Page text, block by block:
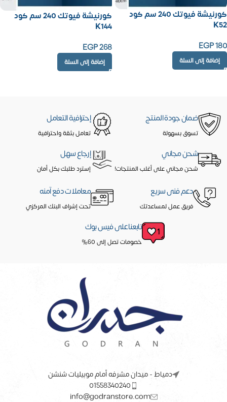
كورنيشة فيوتك 240 سم كود
K52
EGP180
إضافة إلى السلة
كورنيشة فيوتك 240 سم كود
K144
EGP268
إضافة إلى السلة
ضمان جودة المنتج
تسوق بسهولة
إحترافية التعامل
تعامل بثقة واحترافية
شحن مجاني
شحن مجاني على أغلب المنتجات!
إرجاع سهل
إسترد طلبك بكل أمان
دعم فنى سريع
فريق عمل لمساعدتك
معاملات دفع آمنه
تحت إشراف البنك المركزي
تابعنا على فيس بوك
خصومات تصل إلى 60%
دمياط - ميدان مشرفه أمام موبيليات شنشن
01558340240
info@godranstore.com